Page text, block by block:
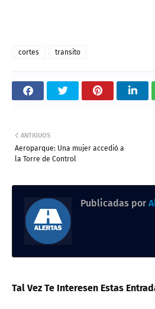
cortes transito
ANTIGUOS
Aeroparque: Una mujer accedió a
la Torre de Control
Publicadas por
Tal Vez Te Interesen Estas